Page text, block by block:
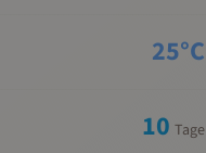
25°C
10 Tage